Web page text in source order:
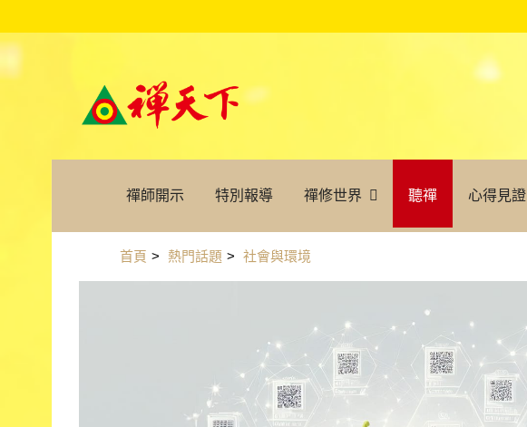
禪師開示 特別報導 禪修世界 聽禪 心得見證
首頁 > 熱門話題 > 社會與環境